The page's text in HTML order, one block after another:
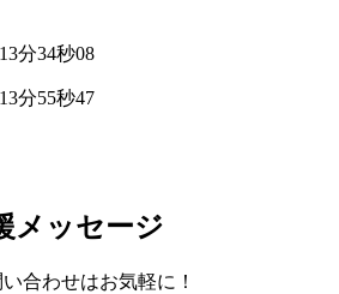
13分34秒08
13分55秒47
メッセージ
合わせはお気軽に！